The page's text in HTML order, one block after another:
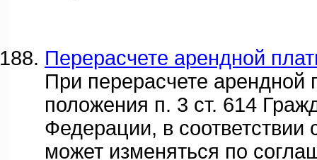
Перерасчете арендной
При перерасчете арендной
положения п. 3 ст. 614
Федерации, в
может изменяться по